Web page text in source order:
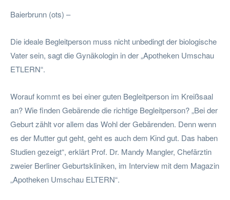
Baierbrunn (ots) –
Die ideale Begleitperson muss nicht unbedingt der biologische
Vater sein, sagt die Gynäkologin in der „Apotheken Umschau
ETLERN“.
Worauf kommt es bei einer guten Begleitperson im Kreißsaal
an? Wie finden Gebärende die richtige Begleitperson? „Bei der
Geburt zählt vor allem das Wohl der Gebärenden. Denn wenn
es der Mutter gut geht, geht es auch dem Kind gut. Das haben
Studien gezeigt“, erklärt Prof. Dr. Mandy Mangler, Chefärztin
zweier Berliner Geburtskliniken, im Interview mit dem Magazin
„Apotheken Umschau ELTERN“.